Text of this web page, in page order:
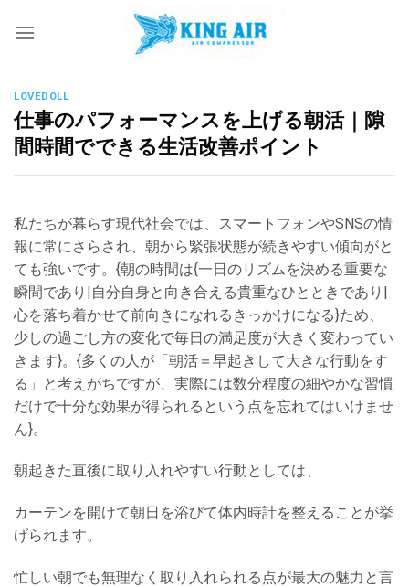
LOVEDOLL
仕事のパフォーマンスを上げる朝活｜隙
間時間でできる生活改善ポイント
私たちが暮らす現代社会では、スマートフォンやSNSの情
報に常にさらされ、朝から緊張状態が続きやすい傾向がと
ても強いです。{朝の時間は{一日のリズムを決める重要な
瞬間であり|自分自身と向き合える貴重なひとときであり|
心を落ち着かせて前向きになれるきっかけになる}ため、
少しの過ごし方の変化で毎日の満足度が大きく変わってい
きます}。{多くの人が「朝活＝早起きして大きな行動をす
る」と考えがちですが、実際には数分程度の細やかな習慣
だけで十分な効果が得られるという点を忘れてはいけませ
ん}。
朝起きた直後に取り入れやすい行動としては、
カーテンを開けて朝日を浴びて体内時計を整えることが挙
げられます。
忙しい朝でも無理なく取り入れられる点が最大の魅力と言